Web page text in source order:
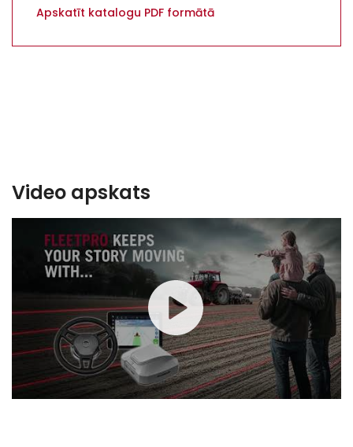
Apskatīt katalogu PDF formātā
Video apskats